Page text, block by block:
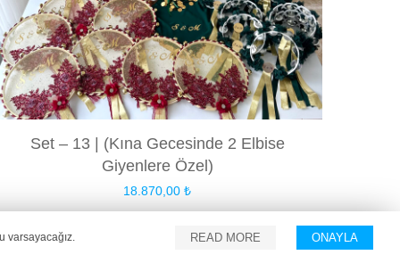
Set – 13 | (Kına Gecesinde 2 Elbise
Giyenlere Özel)
18.870,00 ₺
varsayacağız. READ MORE ONAYLA